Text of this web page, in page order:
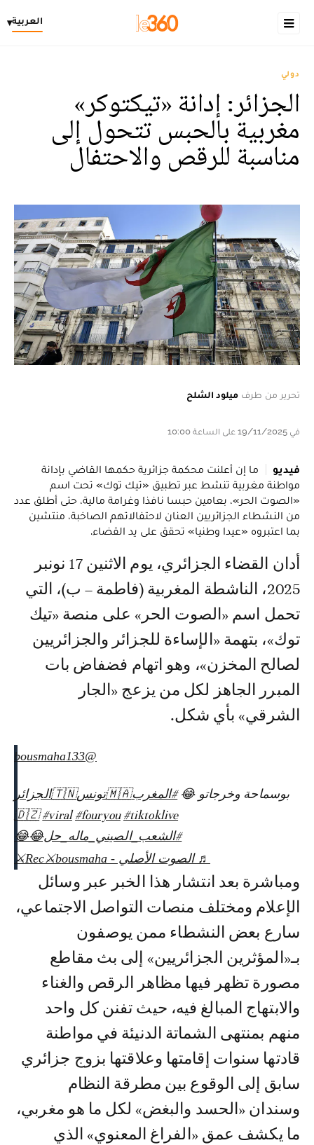
العربية▾
دولي
الجزائر: إدانة «تيكتوكر»
مغربية بالحبس تتحول إلى
مناسبة للرقص والاحتفال
تحرير من طرف ميلود الشلح
في 19/11/2025 على الساعة 10:00
فيديو
ما إن أعلنت محكمة جزائرية حكمها القاضي بإدانة
مواطنة مغربية تنشط عبر تطبيق «تيك توك» تحت اسم
«الصوت الحر»، بعامين حبسا نافذا وغرامة مالية، حتى أطلق عدد
من النشطاء الجزائريين العنان لاحتفالاتهم الصاخبة، منتشين
بما اعتبروه «عيدا وطنيا» تحقق على يد القضاء.
أدان القضاء الجزائري، يوم الاثنين 17 نونبر
2025، الناشطة المغربية (فاطمة – ب)، التي
تحمل اسم «الصوت الحر» على منصة «تيك
توك»، بتهمة «الإساءة للجزائر والجزائريين
لصالح المخزن»، وهو اتهام فضفاض بات
المبرر الجاهز لكل من يزعج «الجار
الشرقي» بأي شكل.
@bousmaha133
بوسماحة وخرجاتو 😂
#المغرب🇲🇦تونس🇹🇳الجزائر
🇩🇿 #viral #fouryou #tiktoklive
#الشعب_الصيني_ماله_حل😂😂
♬ الصوت الأصلي - Rec⚔️bousmaha⚔️
ومباشرة بعد انتشار هذا الخبر عبر وسائل
الإعلام ومختلف منصات التواصل الاجتماعي،
سارع بعض النشطاء ممن يوصفون
بـ«المؤثرين الجزائريين» إلى بث مقاطع
مصورة تظهر فيها مظاهر الرقص والغناء
والابتهاج المبالغ فيه، حيث تفنن كل واحد
منهم بمنتهى الشماتة الدنيئة في مواطنة
قادتها سنوات إقامتها وعلاقتها بزوج جزائري
سابق إلى الوقوع بين مطرقة النظام
وسندان «الحسد والبغض» لكل ما هو مغربي،
ما يكشف عمق «الفراغ المعنوي» الذي